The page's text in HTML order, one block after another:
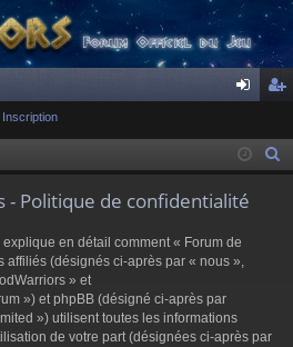
ne cri
Inscription
- Politique de confidentialité
en détail comment « Forum de
affiliés (désignés ci-après par « nous »,
» et
») et phpBB (désigné ci-après par
») utilisent toutes les informations
de votre part (désignées ci-après par